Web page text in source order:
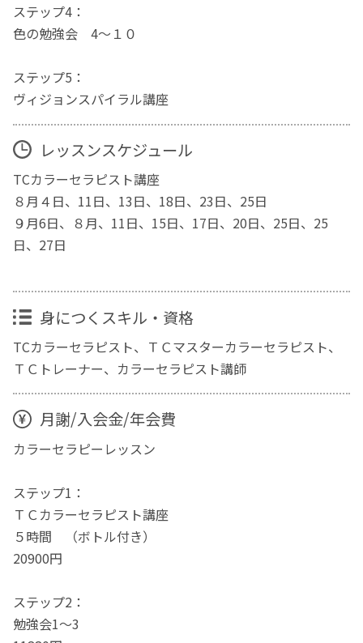
ステップ4：
色の勉強会 4～１０
ステップ5：
ヴィジョンスパイラル講座
レッスンスケジュール
TCカラーセラピスト講座
８月４日、11日、13日、18日、23日、25日
９月6日、８月、11日、15日、17日、20日、25日、25
日、27日
身につくスキル・資格
TCカラーセラピスト、ＴＣマスターカラーセラピスト、
ＴＣトレーナー、カラーセラピスト講師
月謝/入会金/年会費
カラーセラピーレッスン
ステップ1：
ＴＣカラーセラピスト講座
５時間 （ボトル付き）
20900円
ステップ2：
勉強会1～3